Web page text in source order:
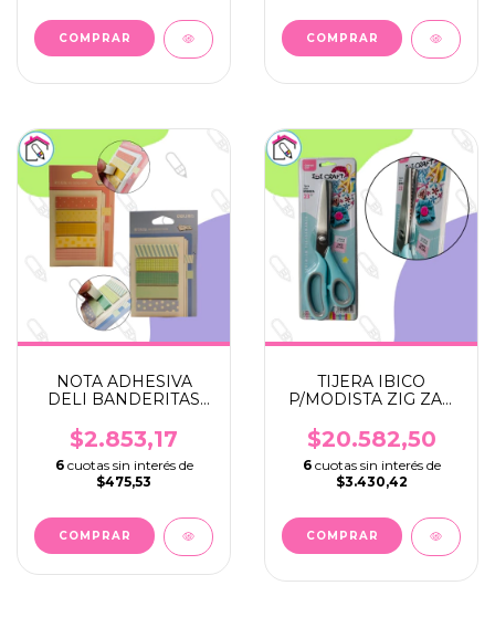
NOTA ADHESIVA
DELI BANDERITAS
PASTEL
$2.853,17
6 cuotas sin interés de
$475,53
COMPRAR
TIJERA IBICO
P/MODISTA ZIG ZAG
$20.582,50
6 cuotas sin interés de
$3.430,42